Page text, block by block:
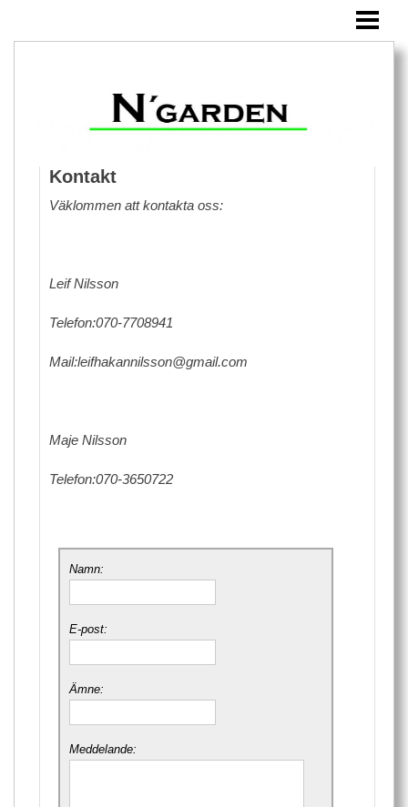
BLOMSTERKRUKOR
FOTOGALLERI
OM OSS
Kontakt
Väklommen att kontakta oss:
Leif Nilsson
Telefon:070-7708941
Mail:leifhakannilsson@gmail.com
Maje Nilsson
Telefon:070-3650722
Namn:
E-post:
Ämne:
Meddelande: